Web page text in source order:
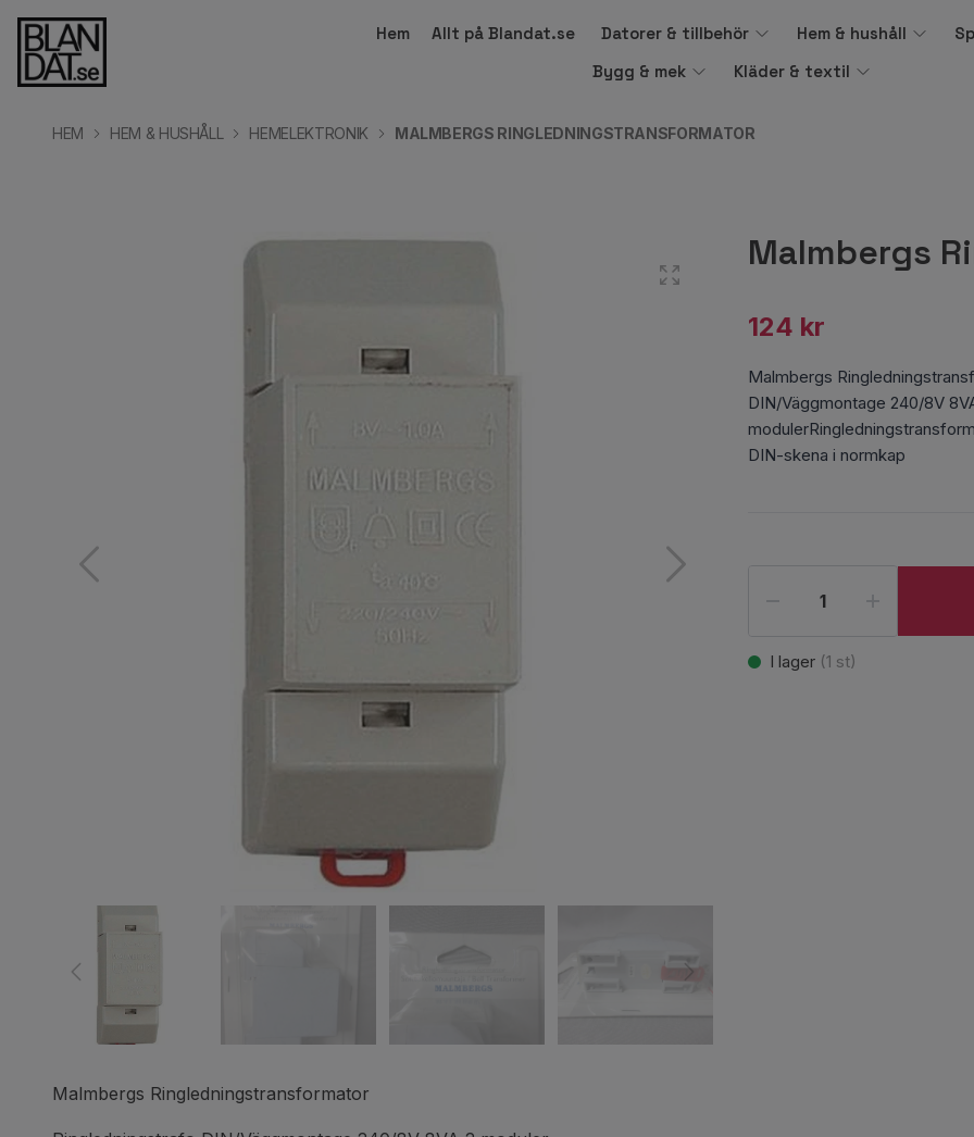
Hem Allt på Blandat.se Datorer & tillbehör Hem & hushåll
Bygg & mek
Kläder & textil
HEM HEM & HUSHÅLL HEMELEKTRONIK MALMBERGS RINGLEDNINGSTRANSFORMATOR
Malmbergs
124 kr
Malmbergs
DIN/Väggmontage 240/8V
DIN-skena i normkap
I lager (1 st)
Malmbergs Ringledningstransformator